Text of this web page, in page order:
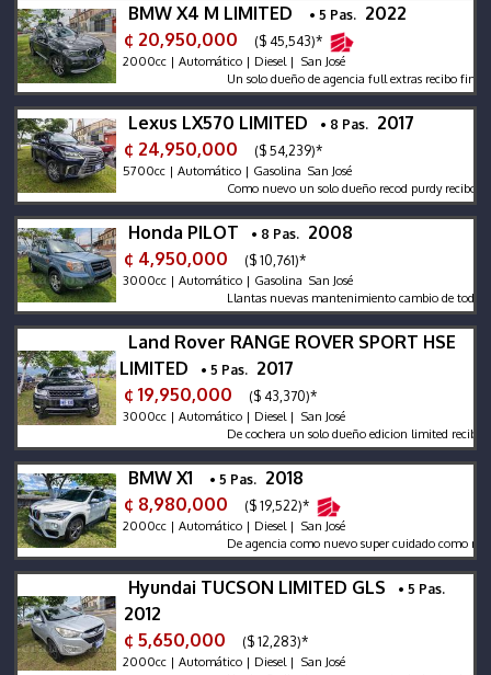
BMW X4 M LIMITED • 5 Pas. 2022
¢ 20,950,000
($ 45,543)*
2000cc | Automático | Diesel | San José
Un solo dueño de agencia full extras recibo
Lexus LX570 LIMITED • 8 Pas. 2017
¢ 24,950,000
($ 54,239)*
5700cc | Automático | Gasolina San José
Como nuevo un solo dueño recod purdy recibo
Honda PILOT • 8 Pas. 2008
¢ 4,950,000
($ 10,761)*
3000cc | Automático | Gasolina San José
Llantas nuevas mantenimiento cambio de todos los
Land Rover RANGE ROVER SPORT HSE
LIMITED
• 5 Pas. 2017
¢ 19,950,000
($ 43,370)*
3000cc | Automático | Diesel | San José
De cochera un solo dueño edicion limited recibo
BMW X1 • 5 Pas. 2018
¢ 8,980,000
($ 19,522)*
2000cc | Automático | Diesel | San José
De agencia como nuevo super cuidado como nuevo
Hyundai TUCSON LIMITED GLS • 5 Pas.
2012
¢ 5,650,000
($ 12,283)*
2000cc | Automático | Diesel | San José